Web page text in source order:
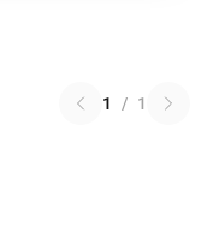
1 / 1